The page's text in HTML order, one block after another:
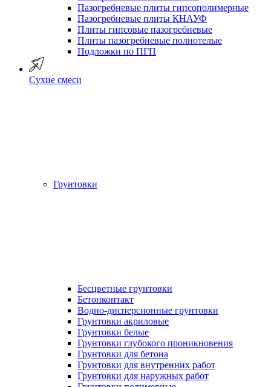
Пазогребневые плиты гипсополимерные
Пазогребневые плиты КНАУФ
Плиты гипсовые пазогребневые
Плиты пазогребневые полнотелые
Подложки по ПГП
Сухие смеси
Грунтовки
Бесцветные грунтовки
Бетонконтакт
Водно-дисперсионные грунтовки
Грунтовки акриловые
Грунтовки белые
Грунтовки глубокого проникновения
Грунтовки для бетона
Грунтовки для внутренних работ
Грунтовки для наружных работ